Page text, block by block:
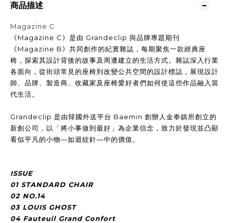
商品描述
Magazine C
《Magazine C》是由 Grandeclip 與品牌專題期刊
《Magazine B》共同創作的紀實雜誌，每期聚焦一款經典座
椅，探索其設計背後的故事及周遭建立的生活方式。雜誌深入行業
各面向，從街頭常見的座椅到改變公共空間的設計標誌，展現設計
師、品牌、製造商、收藏家及座椅愛好者們如何使這些作品融入當
代生活。
Grandeclip 是由韓國外送平台 Baemin 創辦人金奉鎮所創立的
新創公司，以「將小事做到最好」為企業信念，致力於發現並凸顯
看似平凡的小物—如迴紋針—中的價值。
ISSUE
01 STANDARD CHAIR
02 NO.14
03 LOUIS GHOST
04 Fauteuil Grand Confort